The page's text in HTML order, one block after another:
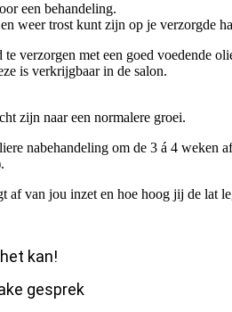
een behandeling.
weer trost kunt zijn op je verzorgde
verzorgen met een goed voedende
is verkrijgbaar in de salon.
zijn naar een normalere groei.
nabehandeling om de 3 á 4 weken
af van jou inzet en hoe hoog jij de lat
kan!
gesprek